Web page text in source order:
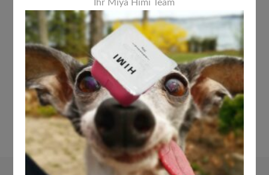
Dieses
Produkt
weist
mehrere
Varianten
auf.
Die
HIMI 18 GOUACHE SET – IM
INNOVATIVEN JELLY-CUP-DESIGN
13,00€
Ihr Miya Himi Team